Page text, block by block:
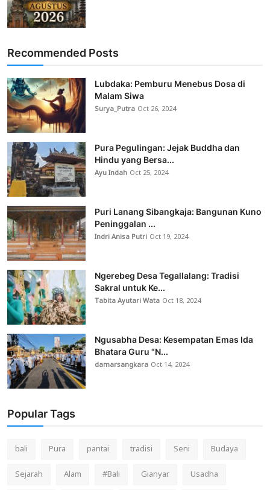
Recommended Posts
Lubdaka: Pemburu Menebus Dosa di
Malam Siwa
Surya_Putra Oct 26, 2024
Pura Pegulingan: Jejak Buddha dan
Hindu yang Bersa...
Ayu Indah Oct 25, 2024
Puri Lanang Sibangkaja: Bangunan Kuno
Peninggalan ...
Indri Anisa Putri Oct 19, 2024
Ngerebeg Desa Tegallalang: Tradisi
Sakral untuk Ke...
Tabita Ayutari Wata Oct 18, 2024
Ngusabha Desa: Kesempatan Emas Ida
Bhatara Guru "N...
damarsangkara Oct 14, 2024
Popular Tags
bali Pura pantai tradisi Seni
Budaya
Sejarah
Alam #Bali Gianyar
Usadha